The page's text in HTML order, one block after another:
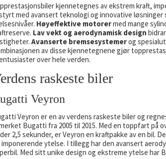
kjennetegnes av ekstrem kraft,
med avansert teknologi og innovative løsninger
Høyeffektive motorermed mange
Lav vekt og aerodynamisk design
Avanserte bremsesystemerog
av disse kjennetegnene gjør
over hele verden.
raskeste biler
Veyron
Veyron er en av verdens raskeste biler og
Bugatti fra 2005 til 2015. Med en toppfart på
2,5 sekunder, er Veyron en kraftpakke av en bil.
imponerende ytelse. I tillegg har den avansert
Med sitt unike design og ekstreme ytelse